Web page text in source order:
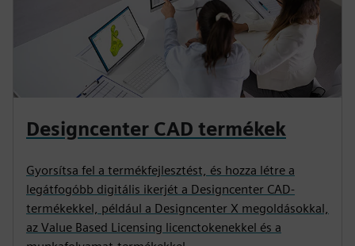
Designcenter CAD termékek
Gyorsítsa fel a termékfejlesztést, és hozza létre a
legátfogóbb digitális ikerjét a Designcenter CAD-
termékekkel, például a Designcenter X megoldásokkal,
az Value Based Licensing licenctokenekkel és a